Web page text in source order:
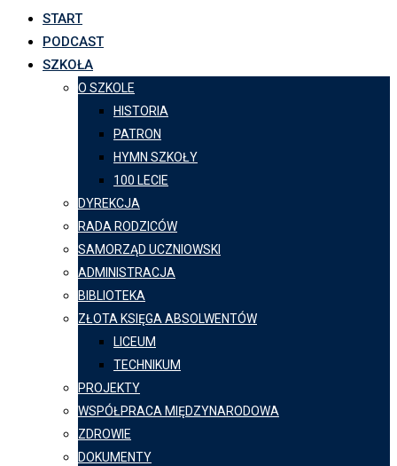
START
PODCAST
SZKOŁA
O SZKOLE
HISTORIA
PATRON
HYMN SZKOŁY
100 LECIE
DYREKCJA
RADA RODZICÓW
SAMORZĄD UCZNIOWSKI
ADMINISTRACJA
BIBLIOTEKA
ZŁOTA KSIĘGA ABSOLWENTÓW
LICEUM
TECHNIKUM
PROJEKTY
WSPÓŁPRACA MIĘDZYNARODOWA
ZDROWIE
DOKUMENTY